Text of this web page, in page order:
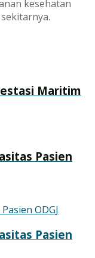
kesehatan
Maritim
Pasien
Pasien